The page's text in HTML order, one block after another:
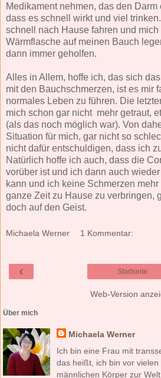
Medikament nehmen, das den Darm
dass es schnell wirkt und viel
schnell nach Hause fahren und
Wärmflasche auf meinen Bauch
dann immer geholfen.
Alles in Allem, hoffe ich, das sich
mit den Bauchschmerzen, ist es mir
normales Leben zu führen. Die
mich schon gar nicht mehr getraut,
(als das noch möglich war). Von
Situation für mich, gar nicht so
nicht dafür entschuldigen, dass ich
Natürlich hoffe ich auch, dass die
vorüber ist und ich dann auch
kann und ich keine Schmerzen
ganze Zeit zu Hause zu verbringen,
doch auf den Geist.
Michaela Werner 1 Kommentar:
‹ Startseite
Web-Version
Über mich
Michaela Werner
Ich bin eine Frau mit
das heißt, ich bin vor
männlichen Körper zur